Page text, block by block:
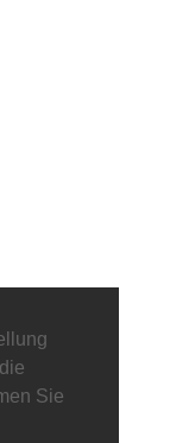
SieKontakt